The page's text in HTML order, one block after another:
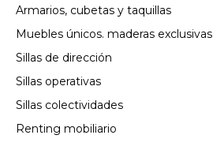
Armarios, cubetas y taquillas
Muebles únicos. maderas exclusivas
Sillas de dirección
Sillas operativas
Sillas colectividades
Renting mobiliario